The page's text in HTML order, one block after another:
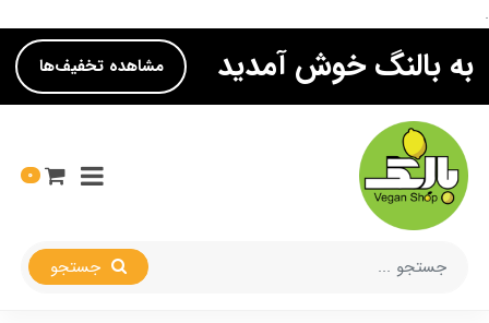
.
به بالنگ خوش آمدید مشاهده تخفیف‌ها
0